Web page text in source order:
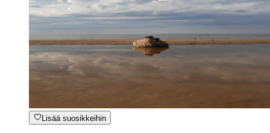
Lisää suosikkeihin